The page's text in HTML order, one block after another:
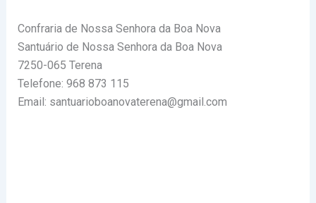
Confraria de Nossa Senhora da Boa Nova
Santuário de Nossa Senhora da Boa Nova
7250-065 Terena
Telefone: 968 873 115
Email: santuarioboanovaterena@gmail.com